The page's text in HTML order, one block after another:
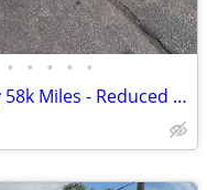
• • • • •
2012 Chevrolet Equinox LS - Only 58k Miles - Reduced Price $9,590!